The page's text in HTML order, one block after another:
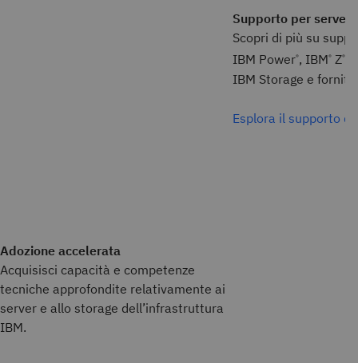
Adozione accelerata
Acquisisci capacità e competenze
tecniche approfondite relativamente ai
server e allo storage dell’infrastruttura
IBM.
Supporto per server
Scopri di più su
IBM Power®, IBM® Z®
IBM Storage e
Esplora il supporto